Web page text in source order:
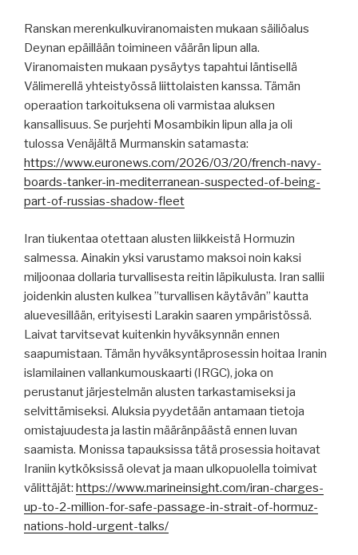
Ranskan merenkulkuviranomaisten mukaan säiliöalus
Deynan epäillään toimineen väärän lipun alla.
Viranomaisten mukaan pysäytys tapahtui läntisellä
Välimerellä yhteistyössä liittolaisten kanssa. Tämän
operaation tarkoituksena oli varmistaa aluksen
kansallisuus. Se purjehti Mosambikin lipun alla ja oli
tulossa Venäjältä Murmanskin satamasta:
https://www.euronews.com/2026/03/20/french-navy-
boards-tanker-in-mediterranean-suspected-of-being-
part-of-russias-shadow-fleet
Iran tiukentaa otettaan alusten liikkeistä Hormuzin
salmessa. Ainakin yksi varustamo maksoi noin kaksi
miljoonaa dollaria turvallisesta reitin läpikulusta. Iran sallii
joidenkin alusten kulkea ”turvallisen käytävän” kautta
aluevesillään, erityisesti Larakin saaren ympäristössä.
Laivat tarvitsevat kuitenkin hyväksynnän ennen
saapumistaan. Tämän hyväksyntäprosessin hoitaa Iranin
islamilainen vallankumouskaarti (IRGC), joka on
perustanut järjestelmän alusten tarkastamiseksi ja
selvittämiseksi. Aluksia pyydetään antamaan tietoja
omistajuudesta ja lastin määränpäästä ennen luvan
saamista. Monissa tapauksissa tätä prosessia hoitavat
Iraniin kytköksissä olevat ja maan ulkopuolella toimivat
välittäjät: https://www.marineinsight.com/iran-charges-
up-to-2-million-for-safe-passage-in-strait-of-hormuz-
nations-hold-urgent-talks/